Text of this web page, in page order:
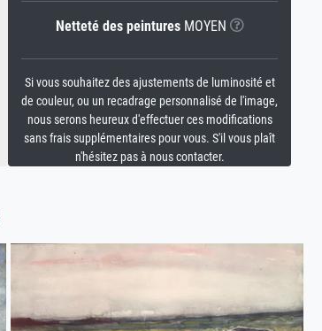
Netteté des peinturesMOYEN
Si vous souhaitez des ajustements de luminosité et
de couleur, ou un recadrage personnalisé de l'image,
nous serons heureux d'effectuer ces modifications
sans frais supplémentaires pour vous. S'il vous plaît
n'hésitez pas à nous contacter.